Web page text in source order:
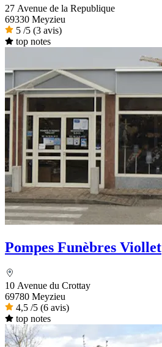
27 Avenue de la Republique
69330 Meyzieu
5 /5 (3 avis)
top notes
Pompes Funèbres Viollet
10 Avenue du Crottay
69780 Meyzieu
4,5 /5 (6 avis)
top notes